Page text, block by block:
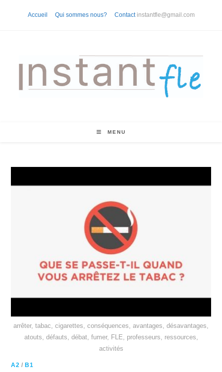
Accueil Qui sommes nous? Contact instantfle@gmail.com
MENU
arrêter, tabac, cigarettes, conséquences, avantages, désavantages,
atouts, défauts, débat, fumer, FLE, professeurs, ressources,
activités
A2 /B1